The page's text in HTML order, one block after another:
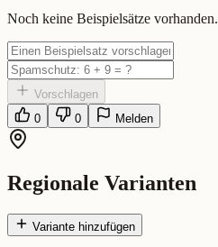
Eingereicht von: Mundwerk Team
Noch keine Beispielsätze vorhanden.
Vorschlagen
0
0 Melden
Regionale Varianten
Variante hinzufügen